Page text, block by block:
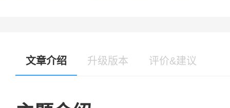
文章介绍 升级版本 评价&建议